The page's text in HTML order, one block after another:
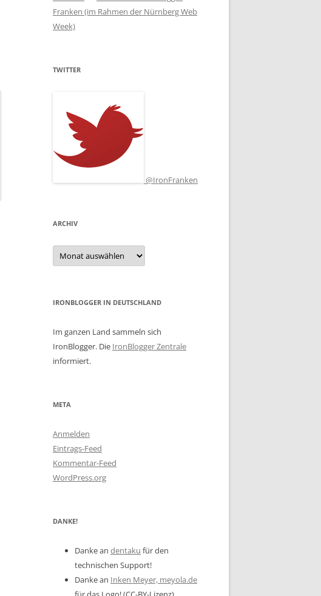
Franken (im Rahmen der Nürnberg Web
Week)
TWITTER
@IronFranken
ARCHIV
Archiv
IRONBLOGGER IN DEUTSCHLAND
Im ganzen Land sammeln sich
IronBlogger. Die IronBlogger Zentrale
informiert.
META
Anmelden
Eintrags-Feed
Kommentar-Feed
WordPress.org
DANKE!
Danke an dentaku für den
technischen Support!
Danke an Inken Meyer, meyola.de